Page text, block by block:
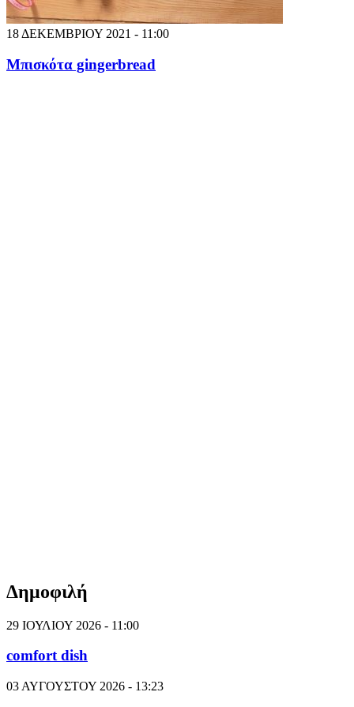
18 ΔΕΚΕΜΒΡΙΟΥ 2021 - 11:00
Μπισκότα gingerbread
Δημοφιλή
29 ΙΟΥΛΙΟΥ 2026 - 11:00
comfort dish
03 ΑΥΓΟΥΣΤΟΥ 2026 - 13:23